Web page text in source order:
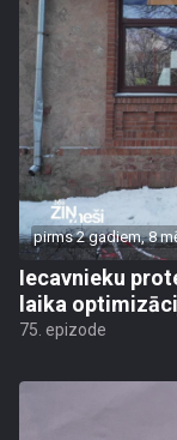
pirms 2 gadiem, 8
Iecavnieku
laika
75. epizode